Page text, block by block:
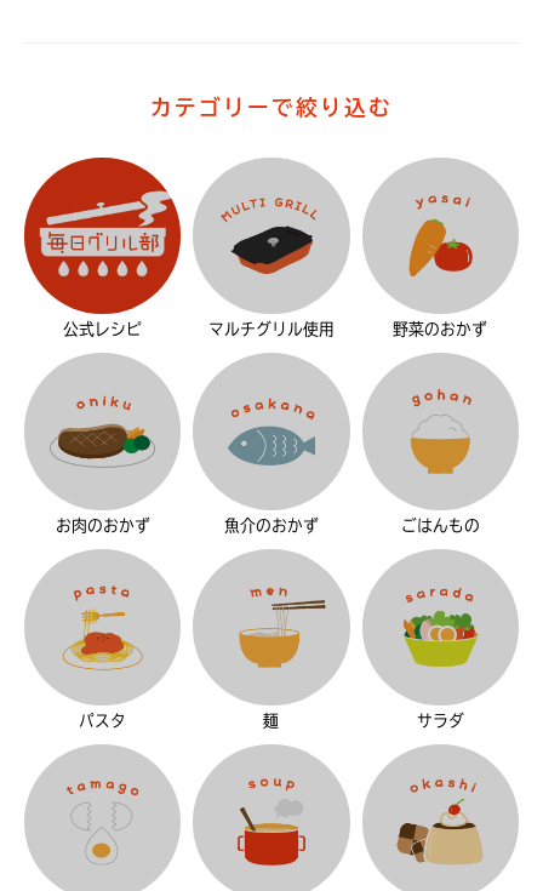
カテゴリーで絞り込む
公式レシピ マルチグリル使用 野菜のおかず
お肉のおかず 魚介のおかず ごはんもの
パスタ 麺 サラダ